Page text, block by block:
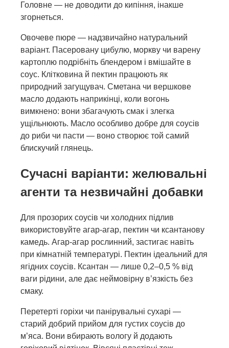
Головне — не доводити до кипіння, інакше
згорнеться.
Овочеве пюре — надзвичайно натуральний
варіант. Пасеровану цибулю, моркву чи варену
картоплю подрібніть блендером і вмішайте в
соус. Клітковина й пектин працюють як
природний загущувач. Сметана чи вершкове
масло додають наприкінці, коли вогонь
вимкнено: вони збагачують смак і злегка
ущільнюють. Масло особливо добре для соусів
до риби чи пасти — воно створює той самий
блискучий глянець.
Сучасні варіанти: желювальні
агенти та незвичайні добавки
Для прозорих соусів чи холодних підлив
використовуйте агар-агар, пектин чи ксантанову
камедь. Агар-агар рослинний, застигає навіть
при кімнатній температурі. Пектин ідеальний для
ягідних соусів. Ксантан — лише 0,2–0,5 % від
ваги рідини, але дає неймовірну в’язкість без
смаку.
Перетерті горіхи чи панірувальні сухарі —
старий добрий прийом для густих соусів до
м’яса. Вони вбирають вологу й додають